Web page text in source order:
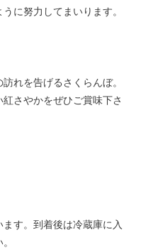
に努力してまいります。
れを告げるさくらんぼ。
さやかをぜひご賞味下さ
す。到着後は冷蔵庫に入